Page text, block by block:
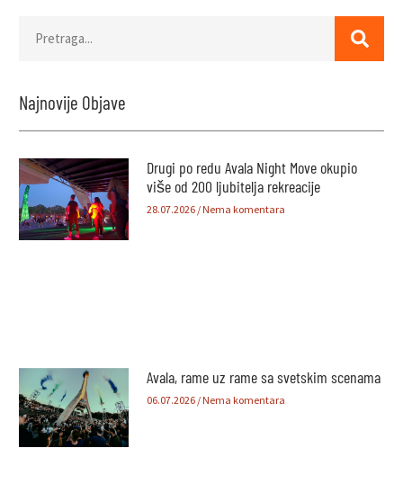
Najnovije Objave
Drugi po redu Avala Night Move okupio
više od 200 ljubitelja rekreacije
28.07.2026 Nema komentara
Avala, rame uz rame sa svetskim scenama
06.07.2026 Nema komentara